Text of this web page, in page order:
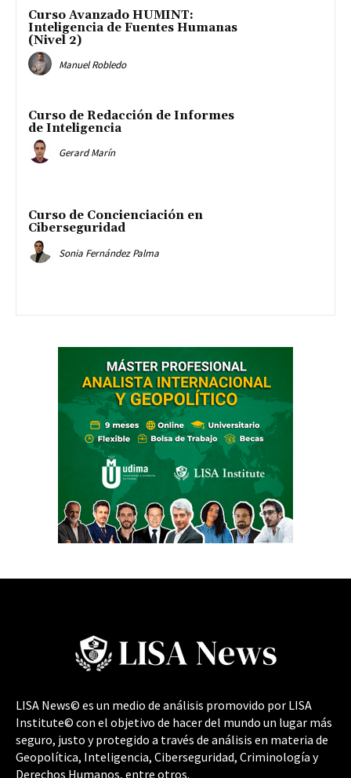
Curso Avanzado HUMINT:
Inteligencia de Fuentes Humanas
(Nivel 2)
Manuel Robledo
Curso de Redacción de Informes
de Inteligencia
Gerard Marín
Curso de Concienciación en
Ciberseguridad
Sonia Fernández Palma
LISA News© es un medio de análisis promovido por LISA
Institute© con el objetivo de hacer del mundo un lugar más
seguro, justo y protegido a través de análisis en materia de
Geopolítica, Inteligencia, Ciberseguridad, Criminología y
Derechos Humanos, entre otros.